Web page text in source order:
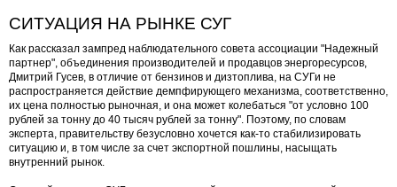
СИТУАЦИЯ НА РЫНКЕ СУГ
Как рассказал зампред наблюдательного совета ассоциации "Надежный
партнер", объединения производителей и продавцов энергоресурсов,
Дмитрий Гусев, в отличие от бензинов и дизтоплива, на СУГи не
распространяется действие демпфирующего механизма, соответственно,
их цена полностью рыночная, и она может колебаться "от условно 100
рублей за тонну до 40 тысяч рублей за тонну". Поэтому, по словам
эксперта, правительству безусловно хочется как-то стабилизировать
ситуацию и, в том числе за счет экспортной пошлины, насыщать
внутренний рынок.